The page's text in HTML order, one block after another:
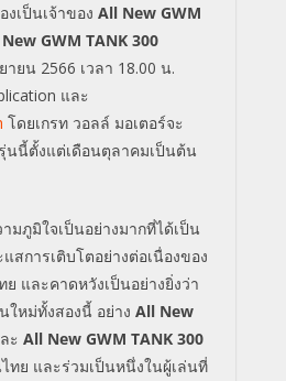
เป็นเจ้าของ All New GWM
GWM TANK 300
ยน 2566 เวลา 18.00 น.
และ
โดยเกรท วอลล์ มอเตอร์จะ
รุ่นนี้ตั้งแต่เดือนตุลาคมเป็นต้น
มภูมิใจเป็นอย่างมากที่ได้เป็น
การเติบโตอย่างต่อเนื่องของ
และคาดหวังเป็นอย่างยิ่งว่า
หม่ทั้งสองนี้ อย่าง All New
ะ All New GWM TANK 300
ทย และร่วมเป็นหนึ่งในผู้เล่นที่